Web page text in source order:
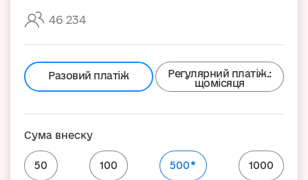
46 234
Разовий платіж
Регулярний платіж.:
щомісяця
Сума внеску
50 100 500★ 1000